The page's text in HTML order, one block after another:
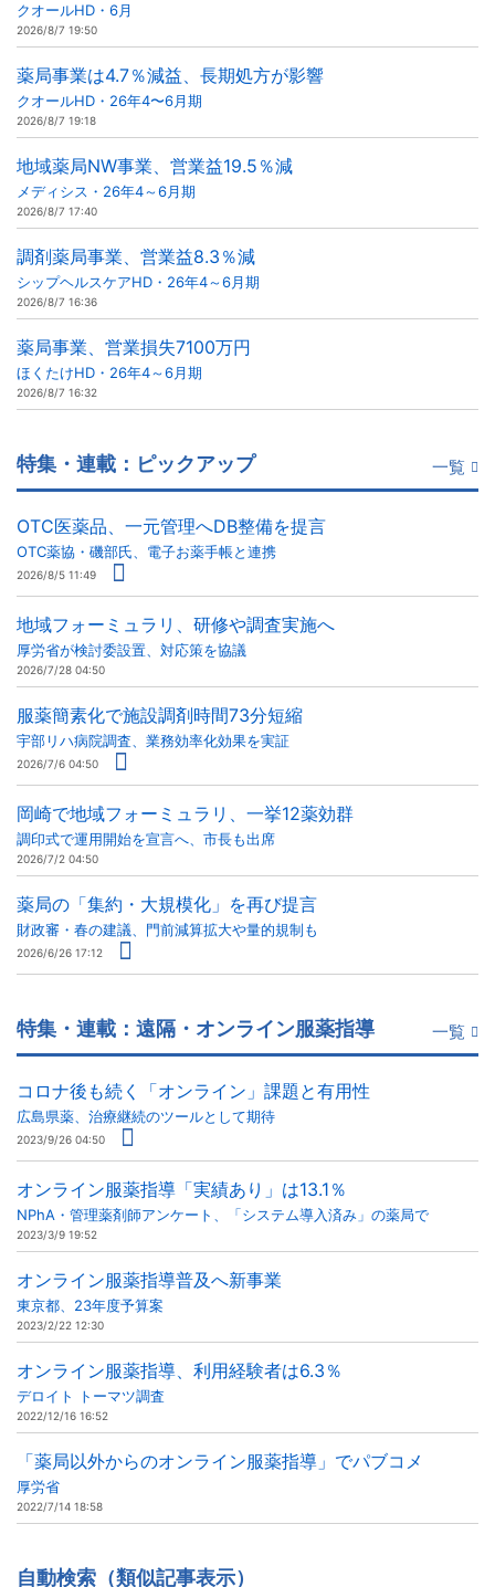
クオールHD・6月
2026/8/7 19:50
薬局事業は4.7％減益、長期処方が影響
クオールHD・26年4〜6月期
2026/8/7 19:18
地域薬局NW事業、営業益19.5％減
メディシス・26年4～6月期
2026/8/7 17:40
調剤薬局事業、営業益8.3％減
シップヘルスケアHD・26年4～6月期
2026/8/7 16:36
薬局事業、営業損失7100万円
ほくたけHD・26年4～6月期
2026/8/7 16:32
特集・連載：ピックアップ 一覧
OTC医薬品、一元管理へDB整備を提言
OTC薬協・磯部氏、電子お薬手帳と連携
2026/8/5 11:49
地域フォーミュラリ、研修や調査実施へ
厚労省が検討委設置、対応策を協議
2026/7/28 04:50
服薬簡素化で施設調剤時間73分短縮
宇部リハ病院調査、業務効率化効果を実証
2026/7/6 04:50
岡崎で地域フォーミュラリ、一挙12薬効群
調印式で運用開始を宣言へ、市長も出席
2026/7/2 04:50
薬局の「集約・大規模化」を再び提言
財政審・春の建議、門前減算拡大や量的規制も
2026/6/26 17:12
特集・連載：遠隔・オンライン服薬指導 一覧
コロナ後も続く「オンライン」課題と有用性
広島県薬、治療継続のツールとして期待
2023/9/26 04:50
オンライン服薬指導「実績あり」は13.1％
NPhA・管理薬剤師アンケート、「システム導入済み」の薬局で
2023/3/9 19:52
オンライン服薬指導普及へ新事業
東京都、23年度予算案
2023/2/22 12:30
オンライン服薬指導、利用経験者は6.3％
デロイト トーマツ調査
2022/12/16 16:52
「薬局以外からのオンライン服薬指導」でパブコメ
厚労省
2022/7/14 18:58
自動検索（類似記事表示）